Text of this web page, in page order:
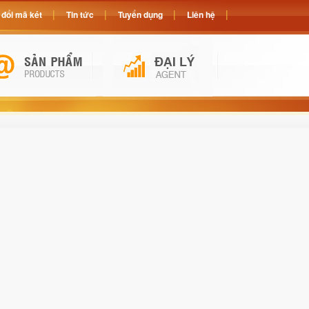
mã két Tin tức Tuyển dụng Liên hệ